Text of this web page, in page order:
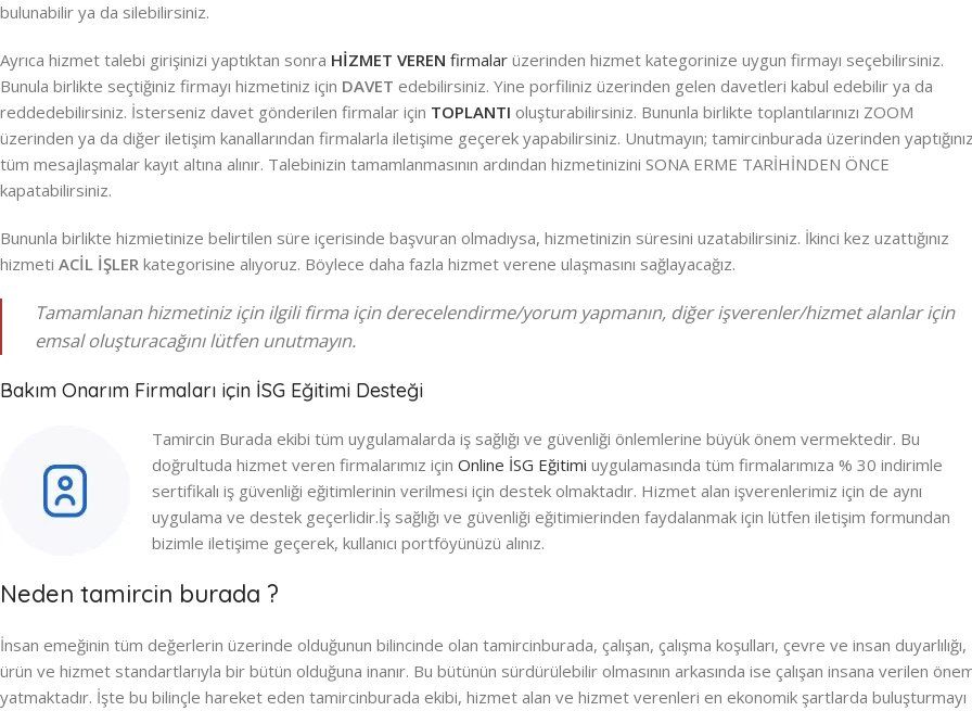
bulunabilir ya da silebilirsiniz.
Ayrıca hizmet talebi girişinizi yaptıktan sonra HİZMET VEREN firmalar üzerinden hizmet kategorinize uygun firmayı seçebilirsiniz.
Bunula birlikte seçtiğiniz firmayı hizmetiniz için DAVET edebilirsiniz. Yine porfiliniz üzerinden gelen davetleri kabul edebilir ya da
reddedebilirsiniz. İsterseniz davet gönderilen firmalar için TOPLANTI oluşturabilirsiniz. Bununla birlikte toplantılarınızı ZOOM
üzerinden ya da diğer iletişim kanallarından firmalarla iletişime geçerek yapabilirsiniz. Unutmayın; tamircinburada üzerinden
tüm mesajlaşmalar kayıt altına alınır. Talebinizin tamamlanmasının ardından hizmetinizini SONA ERME TARİHİNDEN ÖNCE
kapatabilirsiniz.
Bununla birlikte hizmietinize belirtilen süre içerisinde başvuran olmadıysa, hizmetinizin süresini uzatabilirsiniz. İkinci kez uzattığınız
hizmeti ACİL İŞLER kategorisine alıyoruz. Böylece daha fazla hizmet verene ulaşmasını sağlayacağız.
Tamamlanan hizmetiniz için ilgili firma için derecelendirme/yorum yapmanın, diğer işverenler/hizmet alanlar için
emsal oluşturacağını lütfen unutmayın.
Bakım Onarım Firmaları için İSG Eğitimi Desteği
Tamircin Burada ekibi tüm uygulamalarda iş sağlığı ve güvenliği önlemlerine büyük önem vermektedir. Bu
doğrultuda hizmet veren firmalarımız için Online İSG Eğitimi uygulamasında tüm firmalarımıza % 30 indirimle
sertifikalı iş güvenliği eğitimlerinin verilmesi için destek olmaktadır. Hizmet alan işverenlerimiz için de aynı
uygulama ve destek geçerlidir.İş sağlığı ve güvenliği eğitimierinden faydalanmak için lütfen iletişim formundan
bizimle iletişime geçerek, kullanıcı portföyünüzü alınız.
Neden tamircin burada ?
İnsan emeğinin tüm değerlerin üzerinde olduğunun bilincinde olan tamircinburada, çalışan, çalışma koşulları, çevre ve insan duyarlılığı,
ürün ve hizmet standartlarıyla bir bütün olduğuna inanır. Bu bütünün sürdürülebilir olmasının arkasında ise çalışan insana verilen
yatmaktadır. İşte bu bilinçle hareket eden tamircinburada ekibi, hizmet alan ve hizmet verenleri en ekonomik şartlarda buluşturmayı